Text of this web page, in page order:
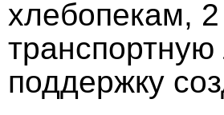
хлебопекам,
поддержку